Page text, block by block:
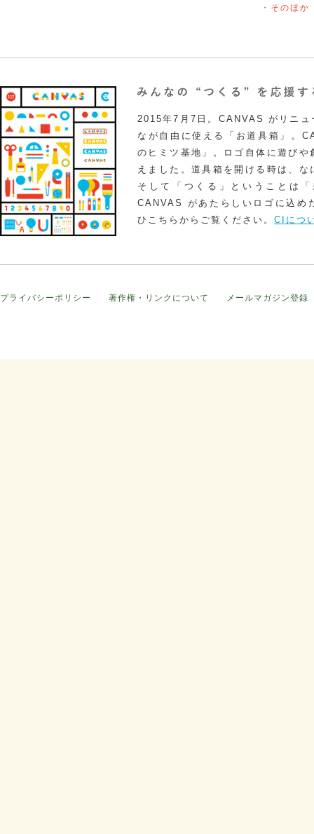
・そのほか
2015年7月7日。CANVAS がリニュ
なが自由に使える「お道具箱」。
のヒミツ基地」。ロゴ自体に遊び
えました。道具箱を開ける時は、
そして「つくる」ということは
CANVAS があたらしいロゴに込め
ひこちらからご覧ください。 CIにつ
プライバシーポリシー 著作権・リンクについて メールマガジン登録